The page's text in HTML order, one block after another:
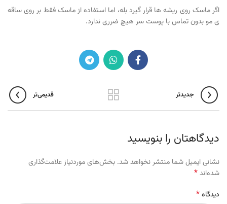
اگر ماسک روی ریشه ها قرار گیرد بله، اما استفاده از ماسک فقط بر روی ساقه
ی مو بدون تماس با پوست سر هیچ ضرری ندارد.
جدیدتر قدیمی‌تر
دیدگاهتان را بنویسید
نشانی ایمیل شما منتشر نخواهد شد. بخش‌های موردنیاز علامت‌گذاری
شده‌اند*
دیدگاه*